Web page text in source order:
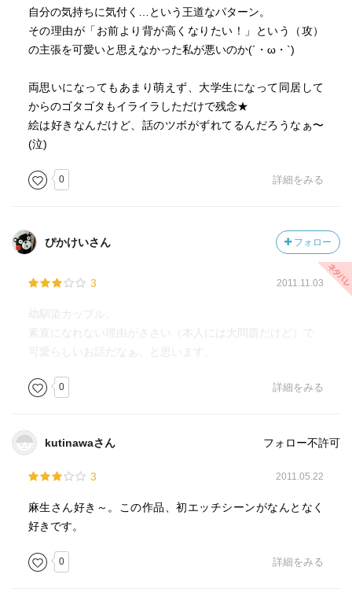
自分の気持ちに気付く…という王道なパターン。
その理由が「お前より背が高くなりたい！」という（攻）
の主張を可愛いと思えなかった私が悪いのか(´・ω・`)
両思いになってもあまり萌えず、大学生になって同居して
からのゴタゴタもイライラしただけで残念★
絵は好きなんだけど、話のツボがずれてるんだろうなぁ〜
(泣)
0 詳細をみる
ぴかけいさん フォロー
3 2011.11.03
幼馴染カップル。
素直になれない理由がささい（本人には大問題だけど）で
可愛らしいお話だなぁ、と思います。
0 詳細をみる
kutinawaさん フォロー不許可
3 2011.05.22
麻生さん好き～。この作品、初エッチシーンがなんとなく
好きです。
0 詳細をみる